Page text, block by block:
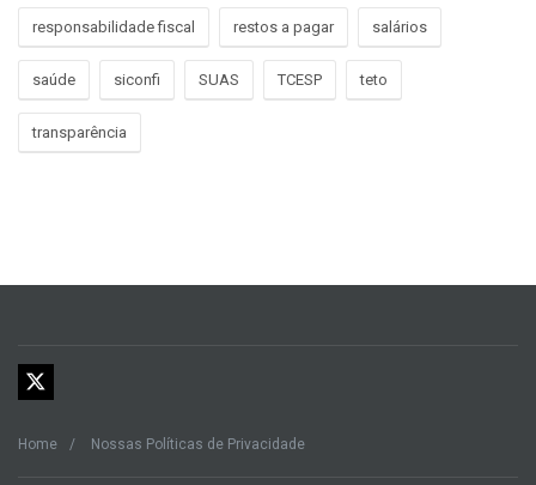
responsabilidade fiscal restos a pagar salários
saúde siconfi SUAS TCESP teto
transparência
Home Nossas Políticas de Privacidade